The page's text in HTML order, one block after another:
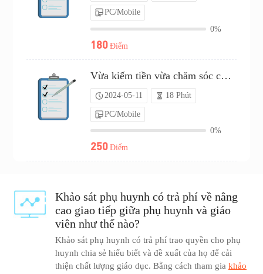
PC/Mobile
0%
180 Điểm
Vừa kiếm tiền vừa chăm sóc con cái: Những công việc phù hợp với trẻ（P24C00595791）
2024-05-11 18 Phút
PC/Mobile
0%
250 Điểm
Khảo sát phụ huynh có trả phí về nâng
cao giao tiếp giữa phụ huynh và giáo
viên như thế nào?
Khảo sát phụ huynh có trả phí trao quyền cho phụ
huynh chia sẻ hiểu biết và đề xuất của họ để cải
thiện chất lượng giáo dục. Bằng cách tham gia khảo